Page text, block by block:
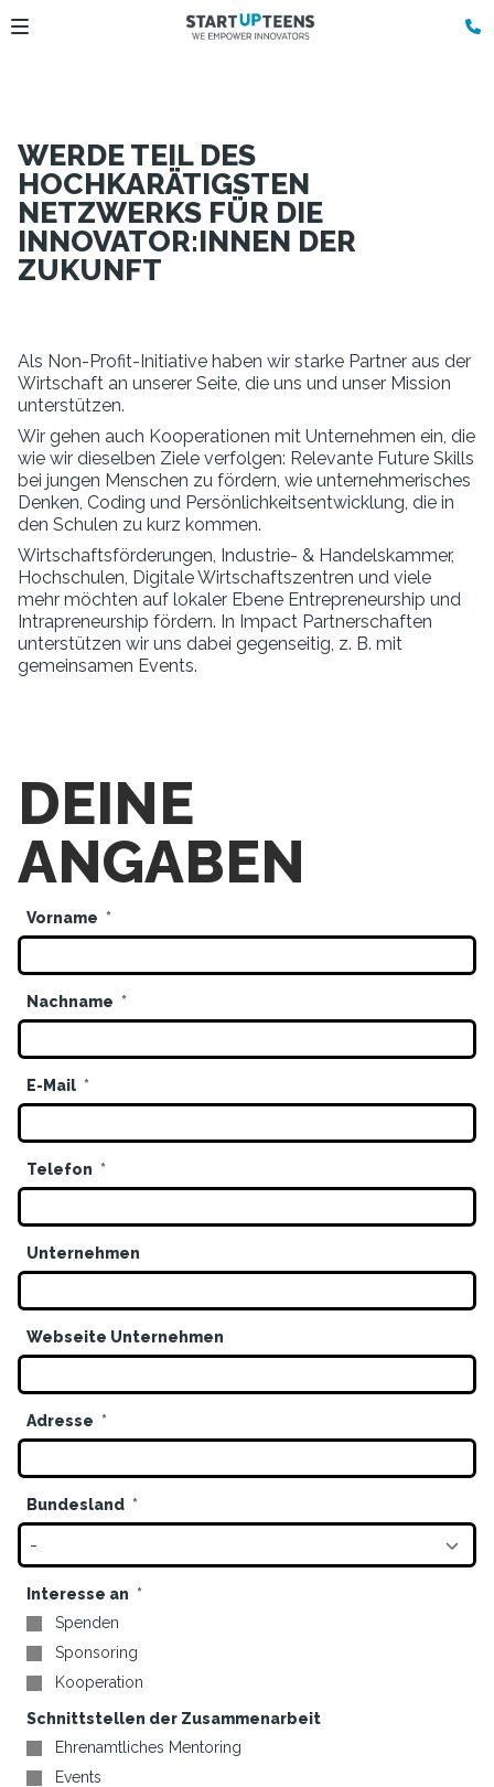
WERDE TEIL DES
HOCHKARÄTIGSTEN
NETZWERKS FÜR DIE
INNOVATOR:INNEN DER
ZUKUNFT
Als Non-Profit-Initiative haben wir starke Partner aus der
Wirtschaft an unserer Seite, die uns und unser Mission
unterstützen.
Wir gehen auch Kooperationen mit Unternehmen ein, die
wie wir dieselben Ziele verfolgen: Relevante Future Skills
bei jungen Menschen zu fördern, wie unternehmerisches
Denken, Coding und Persönlichkeitsentwicklung, die in
den Schulen zu kurz kommen.
Wirtschaftsförderungen, Industrie- & Handelskammer,
Hochschulen, Digitale Wirtschaftszentren und viele
mehr möchten auf lokaler Ebene Entrepreneurship und
Intrapreneurship fördern. In Impact Partnerschaften
unterstützen wir uns dabei gegenseitig, z. B. mit
gemeinsamen Events.
DEINE
ANGABEN
Vorname
Nachname
E-Mail
Telefon
Unternehmen
Webseite Unternehmen
Adresse
Bundesland
Interesse an
Spenden
Sponsoring
Kooperation
Schnittstellen der Zusammenarbeit
Ehrenamtliches Mentoring
Events